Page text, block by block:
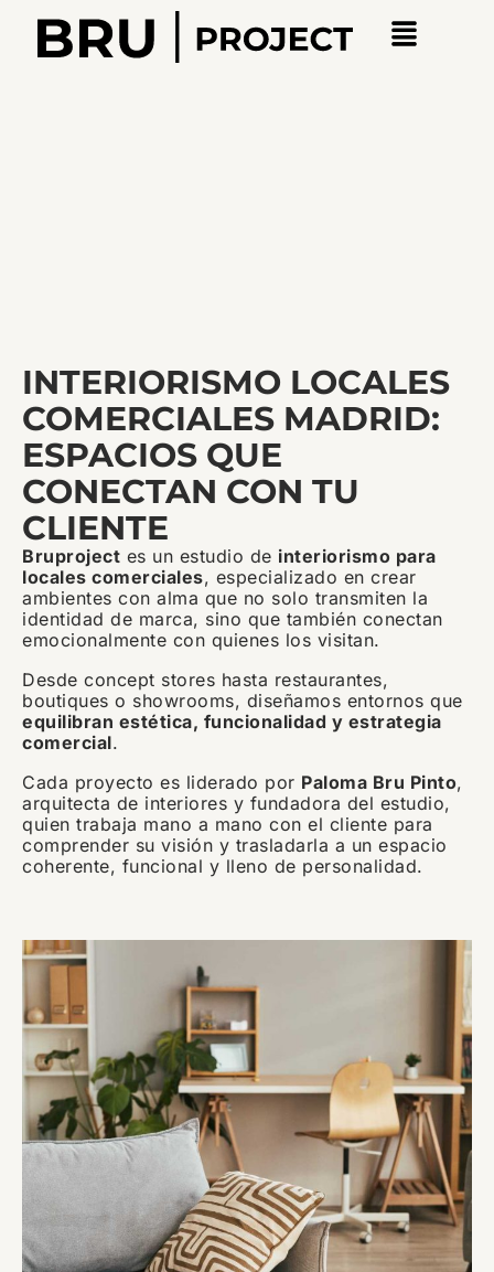
INTERIORISMO LOCALES
COMERCIALES MADRID:
ESPACIOS QUE
CONECTAN CON TU
CLIENTE
Bruproject es un estudio de interiorismo para
locales comerciales, especializado en crear
ambientes con alma que no solo transmiten la
identidad de marca, sino que también conectan
emocionalmente con quienes los visitan.
Desde concept stores hasta restaurantes,
boutiques o showrooms, diseñamos entornos que
equilibran estética, funcionalidad y estrategia
comercial.
Cada proyecto es liderado por Paloma Bru Pinto,
arquitecta de interiores y fundadora del estudio,
quien trabaja mano a mano con el cliente para
comprender su visión y trasladarla a un espacio
coherente, funcional y lleno de personalidad.